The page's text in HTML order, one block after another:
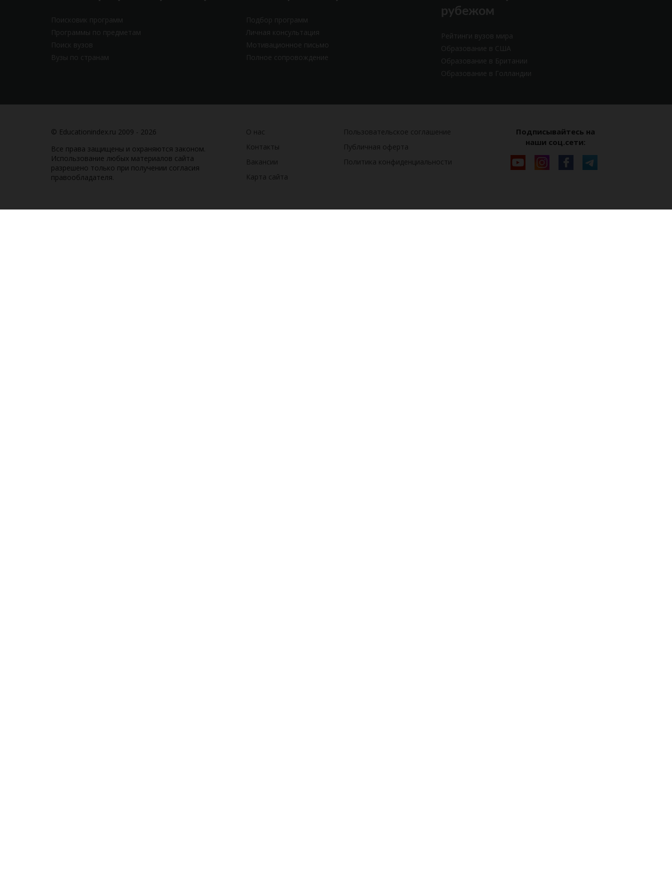
Поисковик программ
Программы по предметам
Поиск вузов
Вузы по странам
Подбор программ
Личная консультация
Мотивационное письмо
Полное сопровождение
рубежом
Рейтинги вузов мира
Образование в США
Образование в Британии
Образование в Голландии
© Educationindex.ru 2009 - 2026
Все права защищены и охраняются законом.
Использование любых материалов сайта
разрешено только при получении согласия
правообладателя.
О нас
Контакты
Вакансии
Карта сайта
Пользовательское соглашение
Публичная оферта
Политика конфиденциальности
Подписывайтесь на
наши соц.сети: